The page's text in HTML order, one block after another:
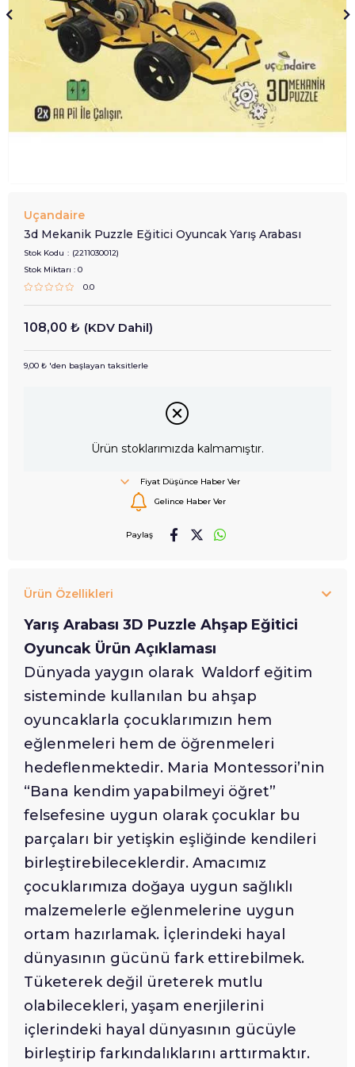
Uçandaire
3d Mekanik Puzzle Eğitici Oyuncak Yarış Arabası
Stok Kodu
(2211030012)
Stok Miktarı : 0
0.0
108,00 ₺ (KDV Dahil)
9,00 ₺ 'den başlayan taksitlerle
Ürün stoklarımızda kalmamıştır.
Fiyat Düşünce Haber Ver
Gelince Haber Ver
Paylaş
Ürün Özellikleri
Yarış Arabası 3D Puzzle Ahşap Eğitici
Oyuncak Ürün Açıklaması
Dünyada yaygın olarak Waldorf eğitim
sisteminde kullanılan bu ahşap
oyuncaklarla çocuklarımızın hem
eğlenmeleri hem de öğrenmeleri
hedeflenmektedir. Maria Montessori’nin
“Bana kendim yapabilmeyi öğret”
felsefesine uygun olarak çocuklar bu
parçaları bir yetişkin eşliğinde kendileri
birleştirebileceklerdir. Amacımız
çocuklarımıza doğaya uygun sağlıklı
malzemelerle eğlenmelerine uygun
ortam hazırlamak. İçlerindeki hayal
dünyasının gücünü fark ettirebilmek.
Tüketerek değil üreterek mutlu
olabilecekleri, yaşam enerjilerini
içlerindeki hayal dünyasının gücüyle
birleştirip farkındalıklarını arttırmaktır.